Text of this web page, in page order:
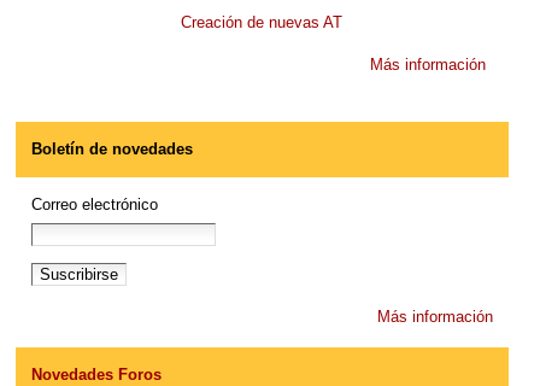
Creación de nuevas AT
Más información
Boletín de novedades
Correo electrónico
Más información
Novedades Foros